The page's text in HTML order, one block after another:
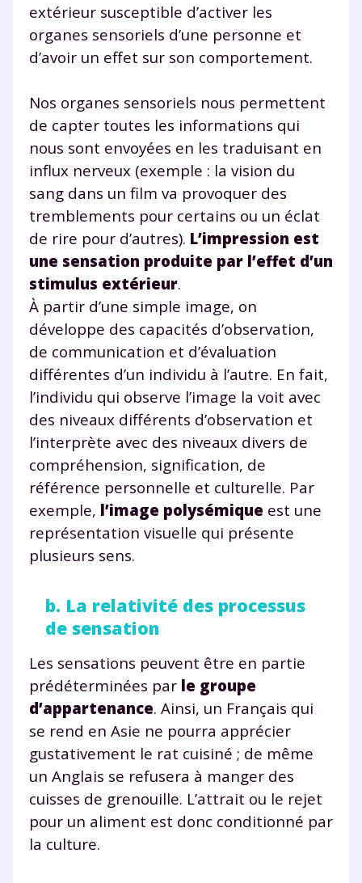
extérieur susceptible d’activer les
organes sensoriels d’une personne et
d’avoir un effet sur son comportement.
Nos organes sensoriels nous permettent
de capter toutes les informations qui
nous sont envoyées en les traduisant en
influx nerveux (exemple : la vision du
sang dans un film va provoquer des
tremblements pour certains ou un éclat
de rire pour d’autres). L’impression est
une sensation produite par l’effet d’un
stimulus extérieur.
À partir d’une simple image, on
développe des capacités d’observation,
de communication et d’évaluation
différentes d’un individu à l’autre. En fait,
l’individu qui observe l’image la voit avec
des niveaux différents d’observation et
l’interprète avec des niveaux divers de
compréhension, signification, de
référence personnelle et culturelle. Par
exemple, l’image polysémique est une
représentation visuelle qui présente
plusieurs sens.
b. La relativité des processus
de sensation
Les sensations peuvent être en partie
prédéterminées par le groupe
d’appartenance. Ainsi, un Français qui
se rend en Asie ne pourra apprécier
gustativement le rat cuisiné ; de même
un Anglais se refusera à manger des
cuisses de grenouille. L’attrait ou le rejet
pour un aliment est donc conditionné par
la culture.